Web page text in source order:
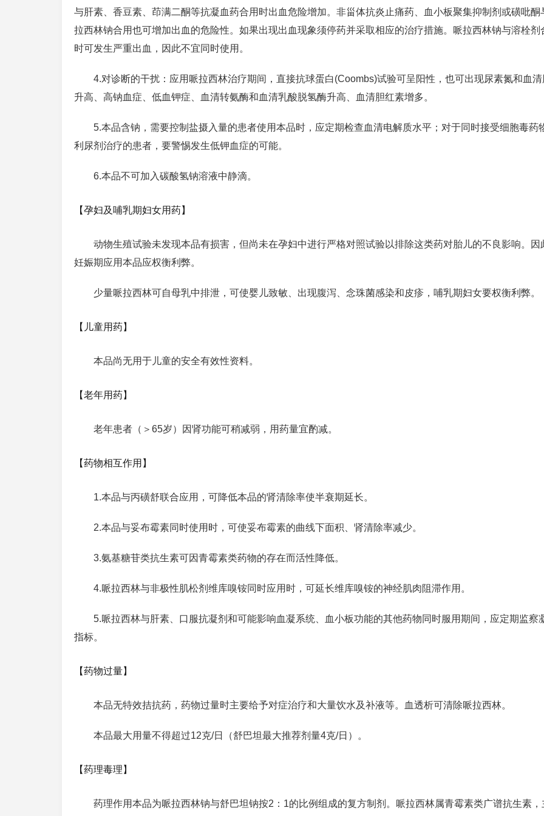
与肝素、香豆素、茚满二酮等抗凝血药合用时出血危险增加。非甾体抗炎止痛药、血小板聚集抑制剂或磺吡酮
拉西林钠合用也可增加出血的危险性。如果出现出血现象须停药并采取相应的治疗措施。哌拉西林钠与溶栓剂
时可发生严重出血，因此不宜同时使用。
4.对诊断的干扰：应用哌拉西林治疗期间，直接抗球蛋白(Coombs)试验可呈阳性，也可出现尿素氮和血
升高、高钠血症、低血钾症、血清转氨酶和血清乳酸脱氢酶升高、血清胆红素增多。
5.本品含钠，需要控制盐摄入量的患者使用本品时，应定期检查血清电解质水平；对于同时接受细胞毒药
利尿剂治疗的患者，要警惕发生低钾血症的可能。
6.本品不可加入碳酸氢钠溶液中静滴。
【孕妇及哺乳期妇女用药】
动物生殖试验未发现本品有损害，但尚未在孕妇中进行严格对照试验以排除这类药对胎儿的不良影响。因
妊娠期应用本品应权衡利弊。
少量哌拉西林可自母乳中排泄，可使婴儿致敏、出现腹泻、念珠菌感染和皮疹，哺乳期妇女要权衡利弊。
【儿童用药】
本品尚无用于儿童的安全有效性资料。
【老年用药】
老年患者（＞65岁）因肾功能可稍减弱，用药量宜酌减。
【药物相互作用】
1.本品与丙磺舒联合应用，可降低本品的肾清除率使半衰期延长。
2.本品与妥布霉素同时使用时，可使妥布霉素的曲线下面积、肾清除率减少。
3.氨基糖苷类抗生素可因青霉素类药物的存在而活性降低。
4.哌拉西林与非极性肌松剂维库嗅铵同时应用时，可延长维库嗅铵的神经肌肉阻滞作用。
5.哌拉西林与肝素、口服抗凝剂和可能影响血凝系统、血小板功能的其他药物同时服用期间，应定期监察
指标。
【药物过量】
本品无特效拮抗药，药物过量时主要给予对症治疗和大量饮水及补液等。血透析可清除哌拉西林。
本品最大用量不得超过12克/日（舒巴坦最大推荐剂量4克/日）。
【药理毒理】
药理作用本品为哌拉西林钠与舒巴坦钠按2：1的比例组成的复方制剂。哌拉西林属青霉素类广谱抗生素，